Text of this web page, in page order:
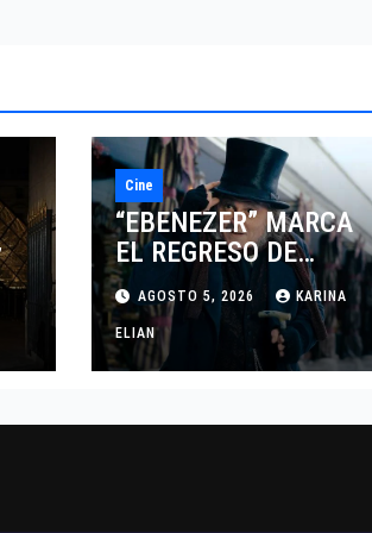
Cine
“EBENEZER” MARCA
EL REGRESO DE
JOHNNY DEPP A
HOLLYWOOD TRAS SU
PASO POR EL CINE
INDEPENDIENTE
AGOSTO 5, 2026 KARINA
ELIAN